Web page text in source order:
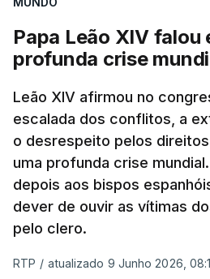
Até agora a hierarquia da
resultado da justiça civil para
Como a RTP noticiou na
também, perante a judiciária,
sexual com um rapaz de 15
apresentar queixa.
Papa Leão XIV falou
profunda crise
Leão XIV afirmou no
escalada dos conflitos, a
o desrespeito pelos
uma profunda crise
depois aos bispos
dever de ouvir as vítimas
pelo clero.
RTP / atualizado 9 Junho 2026,